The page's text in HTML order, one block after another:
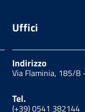
Uffici
Indirizzo
Via Flaminia, 185/B
Tel.
(+39) 0541 382144